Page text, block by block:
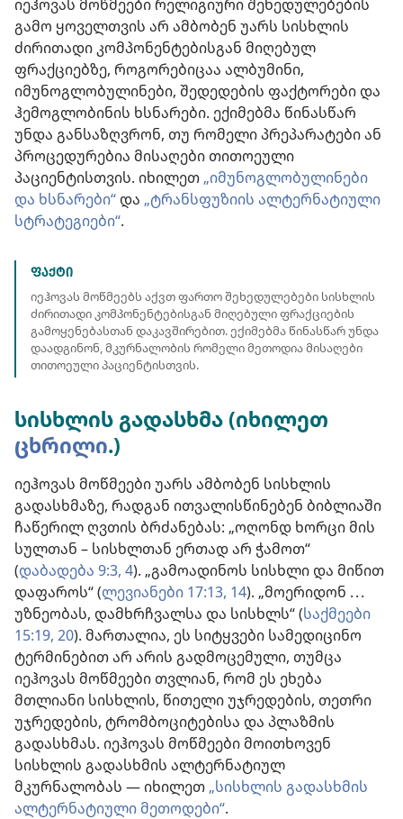
იეჰოვას მოწმეები რელიგიური შეხედულებების
გამო ყოველთვის არ ამბობენ უარს სისხლის
ძირითადი კომპონენტებისგან მიღებულ
ფრაქციებზე, როგორებიცაა ალბუმინი,
იმუნოგლობულინები, შედედების ფაქტორები და
ჰემოგლობინის ხსნარები. ექიმებმა წინასწარ
უნდა განსაზღვრონ, თუ რომელი პრეპარატები ან
პროცედურებია მისაღები თითოეული
პაციენტისთვის. იხილეთ „იმუნოგლობულინები
და ხსნარები“ და „ტრანსფუზიის ალტერნატიული
სტრატეგიები“.
ᲤᲐᲥᲢᲘ
იეჰოვას მოწმეებს აქვთ ფართო შეხედულებები სისხლის
ძირითადი კომპონენტებისგან მიღებული ფრაქციების
გამოყენებასთან დაკავშირებით. ექიმებმა წინასწარ უნდა
დაადგინონ, მკურნალობის რომელი მეთოდია მისაღები
თითოეული პაციენტისთვის.
სისხლის გადასხმა (იხილეთ
ცხრილი.)
იეჰოვას მოწმეები უარს ამბობენ სისხლის
გადასხმაზე, რადგან ითვალისწინებენ ბიბლიაში
ჩაწერილ ღვთის ბრძანებას: „ოღონდ ხორცი მის
სულთან – სისხლთან ერთად არ ჭამოთ“
(დაბადება 9:3, 4). „გამოადინოს სისხლი და მიწით
დაფაროს“ (ლევიანები 17:13, 14). „მოერიდონ . . .
უზნეობას, დამხრჩვალსა და სისხლს“ (საქმეები
15:19, 20). მართალია, ეს სიტყვები სამედიცინო
ტერმინებით არ არის გადმოცემული, თუმცა
იეჰოვას მოწმეები თვლიან, რომ ეს ეხება
მთლიანი სისხლის, წითელი უჯრედების, თეთრი
უჯრედების, ტრომბოციტებისა და პლაზმის
გადასხმას. იეჰოვას მოწმეები მოითხოვენ
სისხლის გადასხმის ალტერნატიულ
მკურნალობას — იხილეთ „სისხლის გადასხმის
ალტერნატიული მეთოდები“.